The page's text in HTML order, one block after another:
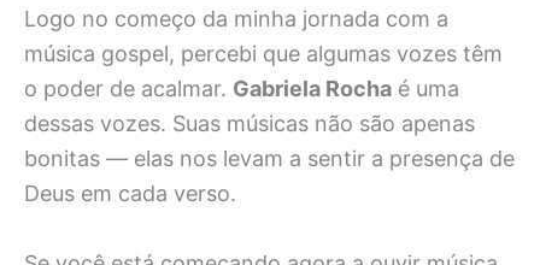
Logo no começo da minha jornada com a
música gospel, percebi que algumas vozes têm
o poder de acalmar. Gabriela Rocha é uma
dessas vozes. Suas músicas não são apenas
bonitas — elas nos levam a sentir a presença de
Deus em cada verso.